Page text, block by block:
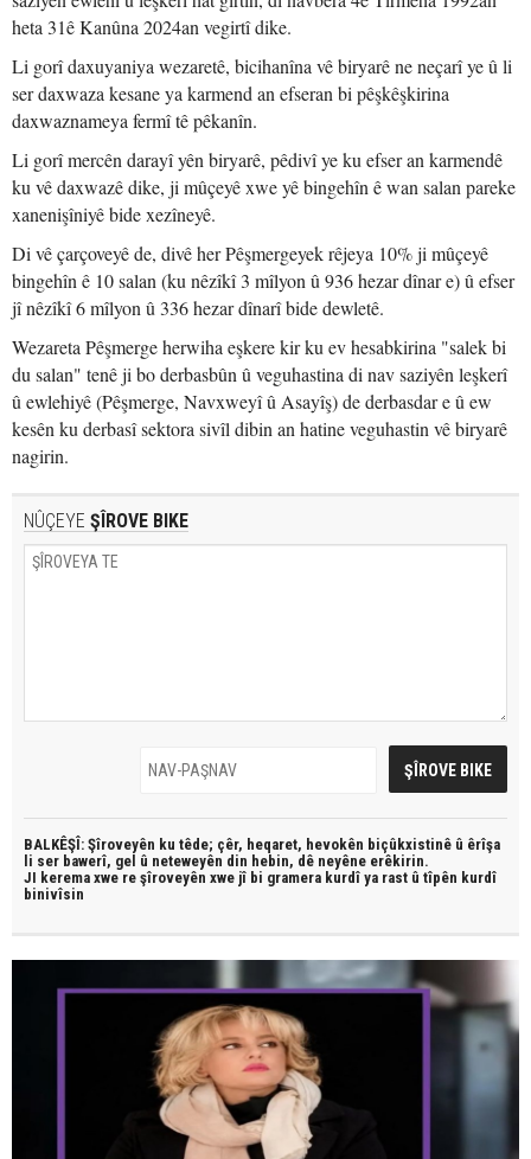
heta 31ê Kanûna 2024an vegirtî dike.
Li gorî daxuyaniya wezaretê, bicihanîna vê biryarê ne neçarî ye û li
ser daxwaza kesane ya karmend an efseran bi pêşkêşkirina
daxwaznameya fermî tê pêkanîn.
Li gorî mercên darayî yên biryarê, pêdivî ye ku efser an karmendê
ku vê daxwazê dike, ji mûçeyê xwe yê bingehîn ê wan salan pareke
xanenişîniyê bide xezîneyê.
Di vê çarçoveyê de, divê her Pêşmergeyek rêjeya 10% ji mûçeyê
bingehîn ê 10 salan (ku nêzîkî 3 mîlyon û 936 hezar dînar e) û efser
jî nêzîkî 6 mîlyon û 336 hezar dînarî bide dewletê.
Wezareta Pêşmerge herwiha eşkere kir ku ev hesabkirina "salek bi
du salan" tenê ji bo derbasbûn û veguhastina di nav saziyên leşkerî
û ewlehiyê (Pêşmerge, Navxweyî û Asayîş) de derbasdar e û ew
kesên ku derbasî sektora sivîl dibin an hatine veguhastin vê biryarê
nagirin.
NÛÇEYE ŞÎROVE BIKE
BALKÊŞÎ: Şîroveyên ku têde; çêr, heqaret, hevokên biçûkxistinê û êrîşa
li ser bawerî, gel û neteweyên din hebin, dê neyêne erêkirin.
JI kerema xwe re şîroveyên xwe jî bi gramera kurdî ya rast û tîpên kurdî
binivîsin